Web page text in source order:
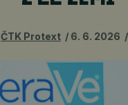
ČTK Protext 6. 6. 2026